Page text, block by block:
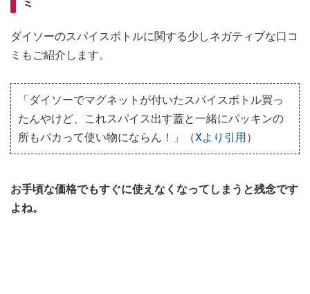
ダイソーのスパイスボトルに関する少しネガティブな口コ
ミもご紹介します。
「ダイソーでマグネットが付いたスパイスボトル買っ
たんやけど、これスパイス出す蓋と一緒にパッキンの
所もパカって使い物にならん！」（Xより引用）
お手頃な価格でもすぐに使えなくなってしまうと残念です
よね。